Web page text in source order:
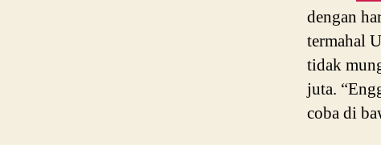
dengan
termahal
tidak
juta.
coba di